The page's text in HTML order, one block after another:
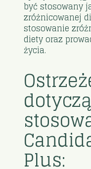
być stosowany
zróżnicowanej
stosowanie
diety oraz
życia.
Plus: